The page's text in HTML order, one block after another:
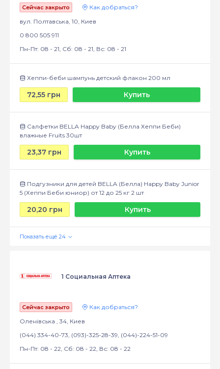
Сейчас закрыто
Как добраться?
вул. Полтавська, 10, Киев
0 800 505 911
Пн-Пт: 08 - 21, Сб: 08 - 21, Вс: 08 - 21
Хеппи-беби шампунь детский флакон 200 мл
72,55 грн Купить
Салфетки BELLA Happy Baby (Белла Хеппи Беби)
влажные Fruits 30шт
23,37 грн Купить
Подгузники для детей BELLA (Белла) Happy Baby Junior
5 (Хеппи Беби юниор) от 12 до 25 кг 2 шт
20,20 грн Купить
1 Социальная Аптека
Сейчас закрыто
Как добраться?
Оленівська , 34, Киев
(044) 334-40-73, (093)-325-28-39, (044)-224-51-09
Пн-Пт: 08 - 22, Сб: 08 - 22, Вс: 08 - 22